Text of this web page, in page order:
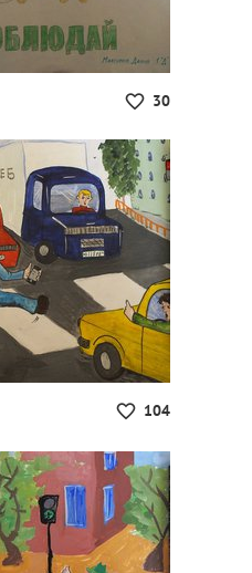
30
104